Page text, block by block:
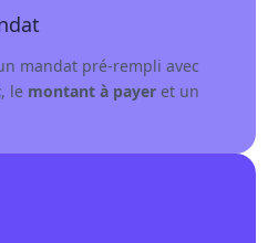
mandat pré-rempli avec
, le montant à payer et un